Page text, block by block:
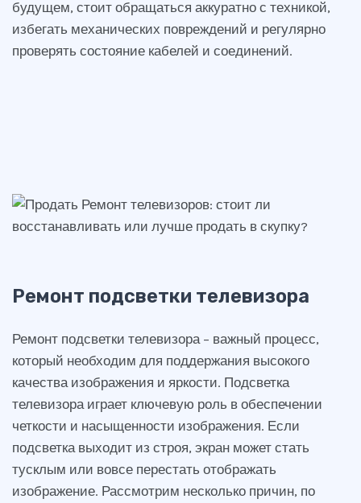
будущем, стоит обращаться аккуратно с техникой,
избегать механических повреждений и регулярно
проверять состояние кабелей и соединений.
Ремонт подсветки телевизора
Ремонт подсветки телевизора – важный процесс,
который необходим для поддержания высокого
качества изображения и яркости. Подсветка
телевизора играет ключевую роль в обеспечении
четкости и насыщенности изображения. Если
подсветка выходит из строя, экран может стать
тусклым или вовсе перестать отображать
изображение. Рассмотрим несколько причин, по